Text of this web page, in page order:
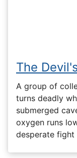
The
A group of
turns deadly
submerged
oxygen runs
desperate fight